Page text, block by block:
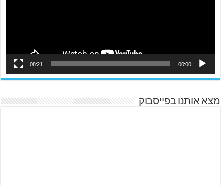
00:00
08:21
מצא אותנו בפייסבוק